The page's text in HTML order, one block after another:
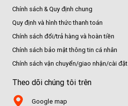
Chính sách & Quy định chung
Quy định và hình thức thanh toán
Chính sách đổi/trả hàng và hoàn tiền
Chính sách bảo mật thông tin cá nhân
Chính sách vận chuyển/giao nhận/cài đặt
Theo dõi chúng tôi trên
Google map